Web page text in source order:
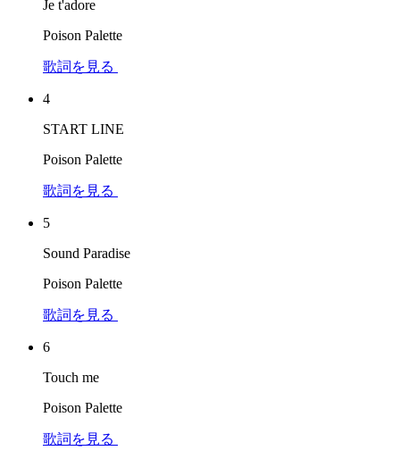
Je t'adore
Poison Palette
歌詞を見る
4
START LINE
Poison Palette
歌詞を見る
5
Sound Paradise
Poison Palette
歌詞を見る
6
Touch me
Poison Palette
歌詞を見る